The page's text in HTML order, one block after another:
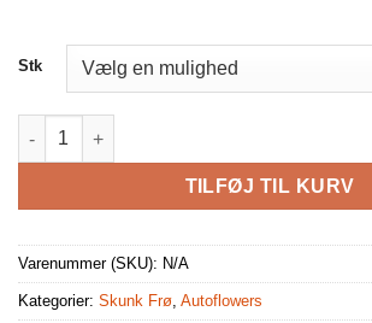
Stk
RQS Royal Runtz Autoflower 3,5,10 stk antal
TILFØJ TIL KURV
Varenummer (SKU): N/A
Kategorier: Skunk Frø Autoflowers